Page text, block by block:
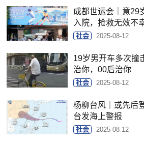
成都世运会｜意29
入院，抢救无效不
社会 2025-08-12
19岁男开车多次撞
治你，00后治你
社会 2025-08-12
杨柳台风｜或先后
台发海上警报
社会 2025-08-12